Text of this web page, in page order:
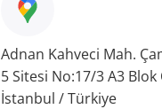
Adnan Kahveci Mah.
5 Sitesi No:17/3 A3
İstanbul / Türkiye